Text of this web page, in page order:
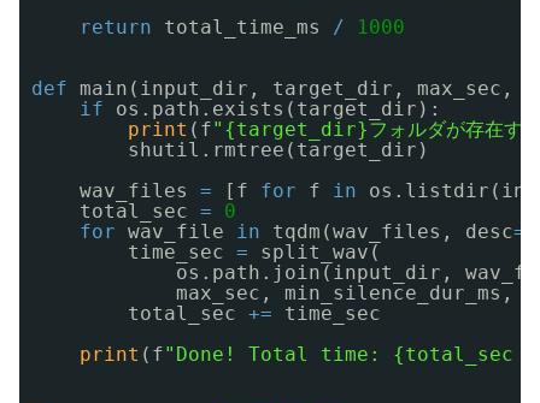
return
total_time_ms / 1000
def
main(input_dir, target_dir, max_sec,
if
os.path.exists(target_dir):
print (f"{target_dir}フォルダが存在する
shutil.rmtree(target_dir)
wav_files = [f for f in
total_sec =
0
for wav_file in tqdm(wav_files, desc=
time_sec =
split_wav(
os.path.join(input_dir,
max_sec, min_silence_dur_ms,
total_sec +=
time_sec
print (f"Done! Total time: {total_sec